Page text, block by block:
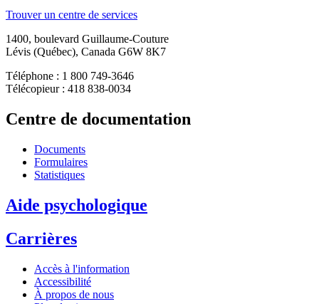
Trouver un centre de services
1400, boulevard Guillaume-Couture
Lévis (Québec), Canada G6W 8K7
Téléphone : 1 800 749-3646
Télécopieur : 418 838-0034
Centre de documentation
Documents
Formulaires
Statistiques
Aide psychologique
Carrières
Accès à l'information
Accessibilité
À propos de nous